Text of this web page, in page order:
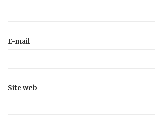
E-mail
Site web